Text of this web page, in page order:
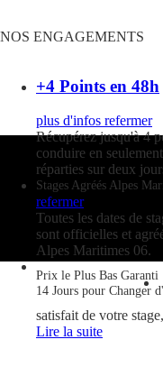
NOS ENGAGEMENTS
+4 Points en 48h
plus d'infos refermer
Récupérez jusqu'à 4
conduire en
réparties sur deux
Stages Agréés Alpes
refermer
Toutes les dates de
sont officielles et
Alpes Maritimes 06.
Prix le Plus Bas Garanti
14 Jours pour Changer
satisfait de votre
Lire la suite